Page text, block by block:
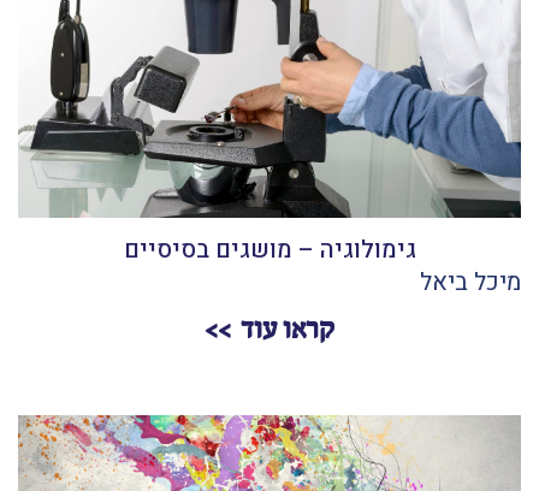
גימולוגיה – מושגים בסיסיים
מיכל ביאל
קראו עוד